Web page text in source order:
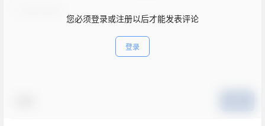
您必须登录或注册以后才能发表评论
登录